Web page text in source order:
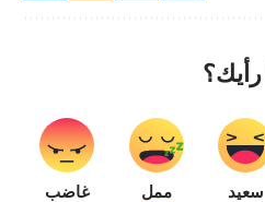
رأيك؟
سعيد ممل غاضب